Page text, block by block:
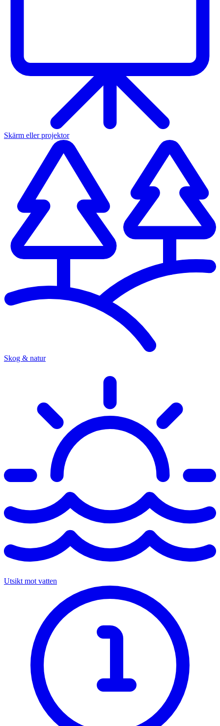
Skärm eller projektor
Skog & natur
Utsikt mot vatten